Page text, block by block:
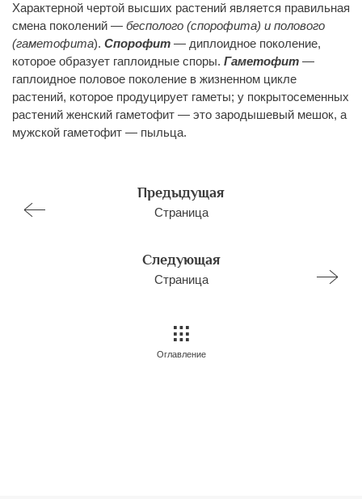
Характерной чертой высших растений является правильная
смена поколений — бесполого (спорофита) и полового
(гаметофита). Спорофит — диплоидное поколение,
которое образует гаплоидные споры. Гаметофит —
гаплоидное половое поколение в жизненном цикле
растений, которое продуцирует гаметы; у покрытосеменных
растений женский гаметофит — это зародышевый мешок, а
мужской гаметофит — пыльца.
Предыдущая
Страница
Следующая
Страница
Оглавление